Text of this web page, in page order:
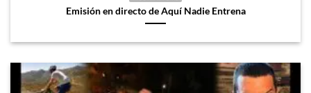
Emisión en directo de Aquí Nadie Entrena